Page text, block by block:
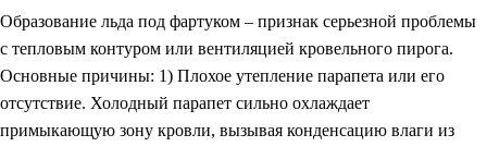
Образование льда под фартуком – признак серьезной проблемы
с тепловым контуром или вентиляцией кровельного пирога.
Основные причины: 1) Плохое утепление парапета или его
отсутствие. Холодный парапет сильно охлаждает
примыкающую зону кровли, вызывая конденсацию влаги из